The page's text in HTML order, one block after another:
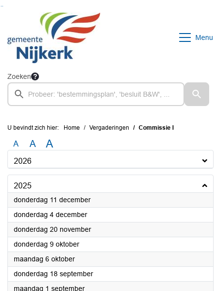
Ga naar de inhoud van deze pagina
Ga naar het zoeken
Ga naar het menu
Menu
Zoeken
U bevindt zich hier: Home Vergaderingen Commissie I
A A A
2026
2025
donderdag 11 december2025
donderdag 4 december2025
donderdag 20 november2025
donderdag 9 oktober2025
maandag 6 oktober2025
donderdag 18 september2025
maandag 1 september2025